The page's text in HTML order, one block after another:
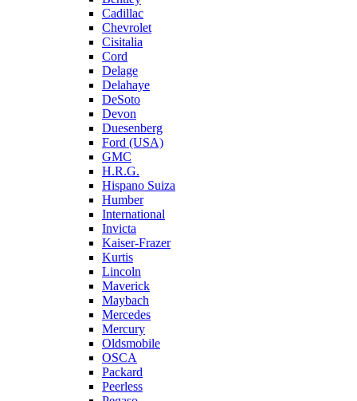
Cadillac
Chevrolet
Cisitalia
Cord
Delage
Delahaye
DeSoto
Devon
Duesenberg
Ford (USA)
GMC
H.R.G.
Hispano Suiza
Humber
International
Invicta
Kaiser-Frazer
Kurtis
Lincoln
Maverick
Maybach
Mercedes
Mercury
Oldsmobile
OSCA
Packard
Peerless